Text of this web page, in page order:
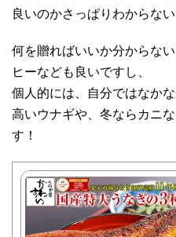
良いのかさっぱりわからな
何を贈ればいいか分からな
ヒーなども良いですし、
個人的には、自分ではなか
高いウナギや、冬ならカニ
す！